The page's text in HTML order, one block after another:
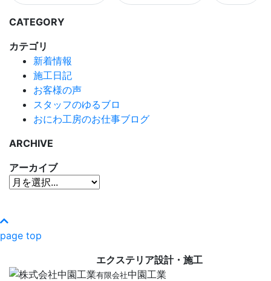
CATEGORY
カテゴリ
新着情報
施工日記
お客様の声
スタッフのゆるブロ
おにわ工房のお仕事ブログ
ARCHIVE
アーカイブ
page top
エクステリア設計・施工
有限会社中園工業